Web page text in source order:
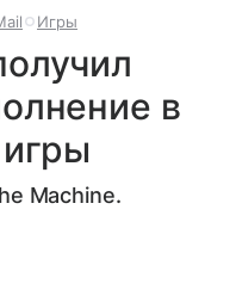
Игры
в
Machine.